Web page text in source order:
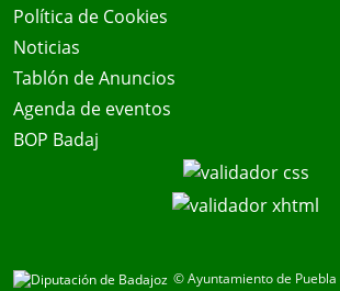
Política de Cookies
Noticias
Tablón de Anuncios
Agenda de eventos
BOP Badaj
© Ayuntamiento de